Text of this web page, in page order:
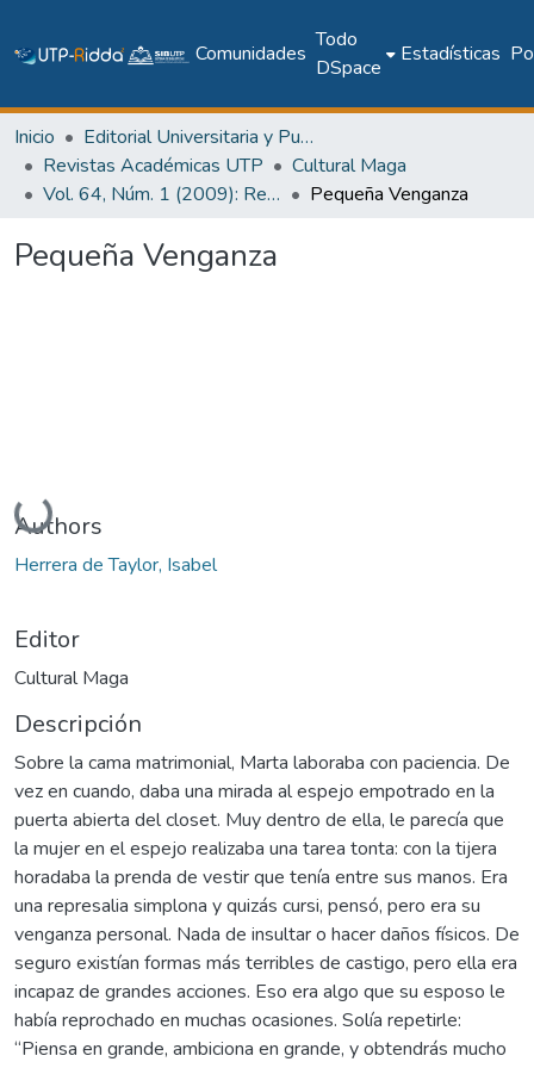
Comunidades
Todo
DSpace
Estadísticas
Inicio
Editorial Universitaria y Publicaciones Seriadas
Revistas Académicas UTP
Cultural Maga
Vol. 64, Núm. 1 (2009): Revista Maga
Pequeña Venganza
Pequeña Venganza
Cargando...
Authors
Herrera de Taylor, Isabel
Editor
Cultural Maga
Descripción
Sobre la cama matrimonial, Marta laboraba con paciencia. De
vez en cuando, daba una mirada al espejo empotrado en la
puerta abierta del closet. Muy dentro de ella, le parecía que
la mujer en el espejo realizaba una tarea tonta: con la tijera
horadaba la prenda de vestir que tenía entre sus manos. Era
una represalia simplona y quizás cursi, pensó, pero era su
venganza personal. Nada de insultar o hacer daños físicos. De
seguro existían formas más terribles de castigo, pero ella era
incapaz de grandes acciones. Eso era algo que su esposo le
había reprochado en muchas ocasiones. Solía repetirle:
“Piensa en grande, ambiciona en grande, y obtendrás mucho